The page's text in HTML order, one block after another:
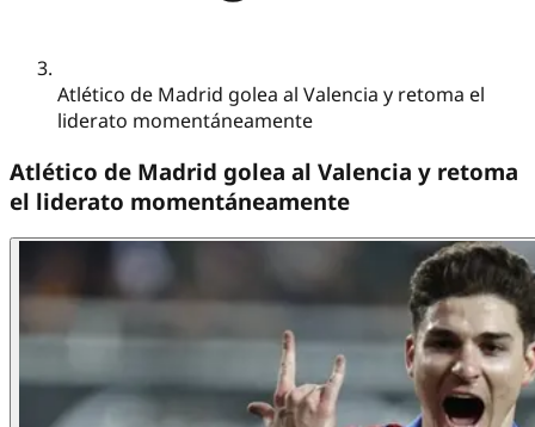
Atlético de Madrid golea al Valencia y retoma el
liderato momentáneamente
Atlético de Madrid golea al Valencia y retoma
el liderato momentáneamente